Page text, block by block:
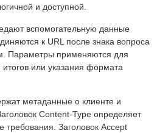
и доступной.
вспомогательную данные
к URL после знака вопроса
Параметры применяются для
или указания формата
метаданные о клиенте и
Content-Type определяет
Заголовок Accept